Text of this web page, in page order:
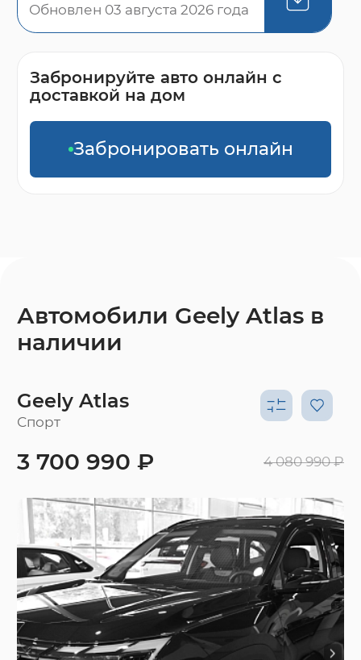
Обновлен 03 августа 2026 года
Забронируйте авто онлайн с
доставкой на дом
Забронировать онлайн
Автомобили Geely Atlas в
наличии
Geely Atlas
Спорт
3 700 990 ₽ 4 080 990 ₽